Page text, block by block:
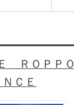
ＲＯＰＰ
ＮＣＥ